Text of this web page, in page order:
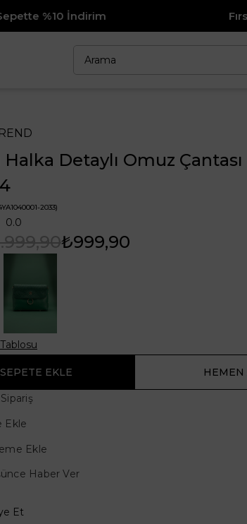
Fırsat Ürünlerinde
Halka Detaylı Omuz
2033)
0.0
₺999,90
Ekle
Ekle
Haber Ver
Et